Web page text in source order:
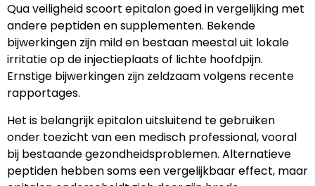
Qua veiligheid scoort epitalon goed in vergelijking met
andere peptiden en supplementen. Bekende
bijwerkingen zijn mild en bestaan meestal uit lokale
irritatie op de injectieplaats of lichte hoofdpijn.
Ernstige bijwerkingen zijn zeldzaam volgens recente
rapportages.
Het is belangrijk epitalon uitsluitend te gebruiken
onder toezicht van een medisch professional, vooral
bij bestaande gezondheidsproblemen. Alternatieve
peptiden hebben soms een vergelijkbaar effect, maar